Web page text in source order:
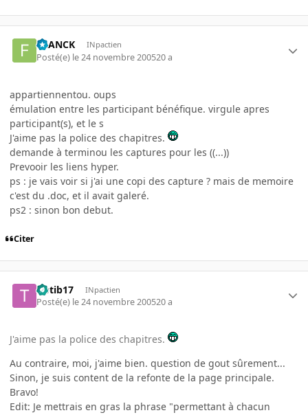
FRANCK INpactien
Posté(e) le 24 novembre 200520 a
appartiennentou. oups
émulation entre les participant bénéfique. virgule apres
participant(s), et le s
J'aime pas la police des chapitres.
demande à terminou les captures pour les ((...))
Prevooir les liens hyper.
ps : je vais voir si j'ai une copi des capture ? mais de memoire
c'est du .doc, et il avait galeré.
ps2 : sinon bon debut.
Citer
tibtib17 INpactien
Posté(e) le 24 novembre 200520 a
J'aime pas la police des chapitres.
Au contraire, moi, j'aime bien. question de gout sûrement...
Sinon, je suis content de la refonte de la page principale.
Bravo!
Edit: Je mettrais en gras la phrase "permettant à chacun